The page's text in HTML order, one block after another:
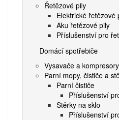
Řetězové pily
Elektrické řetězové
Aku řetězové pily
Příslušenství pro
Domácí spotřebiče
Vysavače a kompresory
Parní mopy, čističe a
Parní čističe
Příslušenství
Stěrky na sklo
Příslušenství